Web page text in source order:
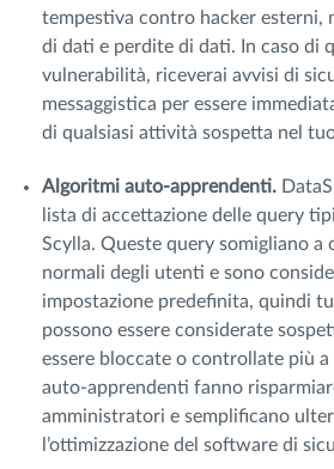
tempestiva contro hacker esterni,
di dati e perdite di dati. In caso di
vulnerabilità, riceverai avvisi di
messaggistica per essere
di qualsiasi attività sospetta nel
Algoritmi auto-apprendenti.
lista di accettazione delle query
Scylla. Queste query somigliano a
normali degli utenti e sono
impostazione predefinita, quindi
possono essere considerate
essere bloccate o controllate più
auto-apprendenti fanno
amministratori e semplificano
l’ottimizzazione del software di